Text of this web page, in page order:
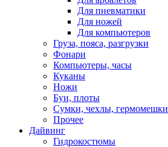
Для пневматики
Для ножей
Для компьютеров
Груза, пояса, разгрузки
Фонари
Компьютеры, часы
Куканы
Ножи
Буи, плоты
Сумки, чехлы, гермомешки
Прочее
Дайвинг
Гидрокостюмы